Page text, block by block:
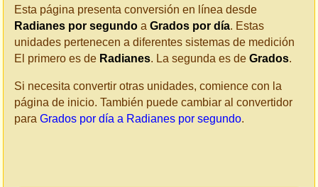
Esta página presenta conversión en línea desde
Radianes por segundo a Grados por día. Estas
unidades pertenecen a diferentes sistemas de medición
El primero es de Radianes. La segunda es de Grados.
Si necesita convertir otras unidades, comience con la
página de inicio. También puede cambiar al convertidor
para Grados por día a Radianes por segundo.